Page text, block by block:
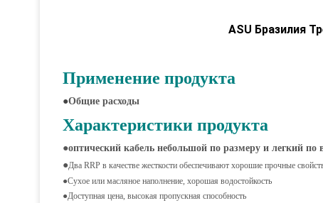
ASU Бразилия
Применение продукта
●Общие расходы
Характеристики продукта
●оптический кабель небольшой по размеру и легкий по
●Два RRP в качестве жесткости обеспечивают хорошие прочные
●Сухое или масляное наполнение, хорошая водостойкость
●Доступная цена, высокая пропускная способность